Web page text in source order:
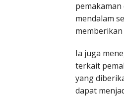
mendalam
Ia juga
terkait
yang
dapat